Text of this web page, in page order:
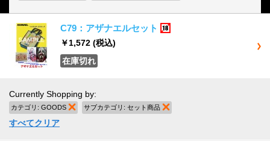
C79：アザナエルセット
￥1,572 (税込)
在庫切れ
Currently Shopping by:
カテゴリ: GOODS 商品の削除
サブカテゴリ: セット商品
すべてクリア